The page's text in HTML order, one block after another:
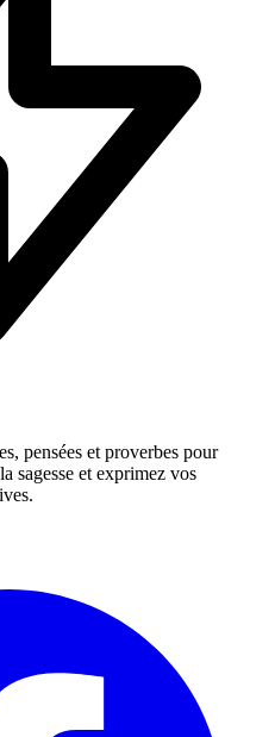
pensées et proverbes pour
sagesse et exprimez vos